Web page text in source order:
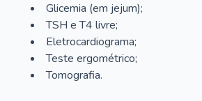
Glicemia (em jejum);
TSH e T4 livre;
Eletrocardiograma;
Teste ergométrico;
Tomografia.